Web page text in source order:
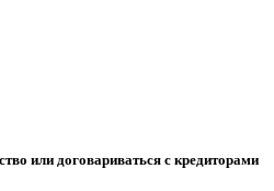
или договариваться с кредиторами